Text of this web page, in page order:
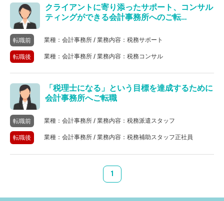
クライアントに寄り添ったサポート、コンサル
ティングができる会計事務所へのご転…
転職前 業種：会計事務所 / 業務内容：税務サポート
転職後 業種：会計事務所 / 業務内容：税務コンサル
「税理士になる」という目標を達成するために
会計事務所へご転職
転職前 業種：会計事務所 / 業務内容：税務派遣スタッフ
転職後 業種：会計事務所 / 業務内容：税務補助スタッフ正社員
1